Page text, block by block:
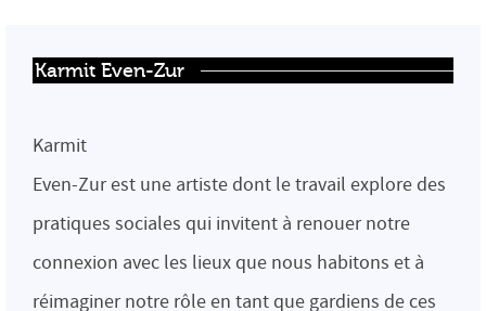
Karmit Even-Zur
Karmit
Even-Zur est une artiste dont le travail explore des
pratiques sociales qui invitent à renouer notre
connexion avec les lieux que nous habitons et à
réimaginer notre rôle en tant que gardiens de ces